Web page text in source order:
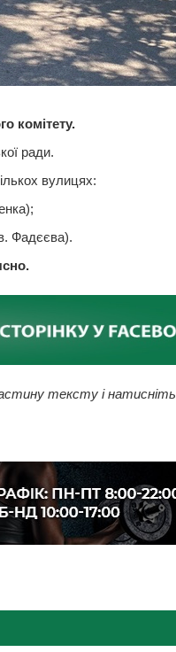
комітету.
ради.
вулицях:
Фадєєва).
тексту і натисніть